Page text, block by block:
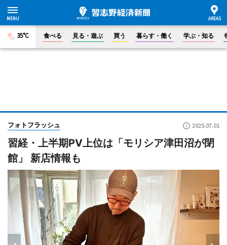
35°C 食べる 見る・遊ぶ 買う 暮らす・働く 学ぶ・知る
フォトフラッシュ 2025.07.01
習経・上半期PV上位は「モリシア津田沼が閉
館」 新店情報も